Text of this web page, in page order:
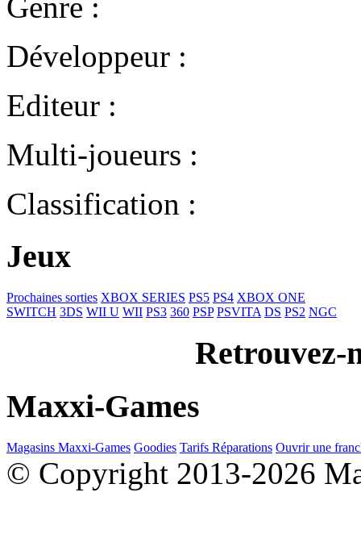
Genre :
Développeur :
Editeur :
Multi-joueurs :
Classification :
Jeux
Prochaines sorties XBOX SERIES PS5 PS4 XBOX ONE
SWITCH 3DS WII U WII PS3 360 PSP PSVITA DS PS2 NGC
Retrouvez-
Maxxi-Games
Magasins Maxxi-Games Goodies Tarifs Réparations Ouvrir une
© Copyright 2013-2026